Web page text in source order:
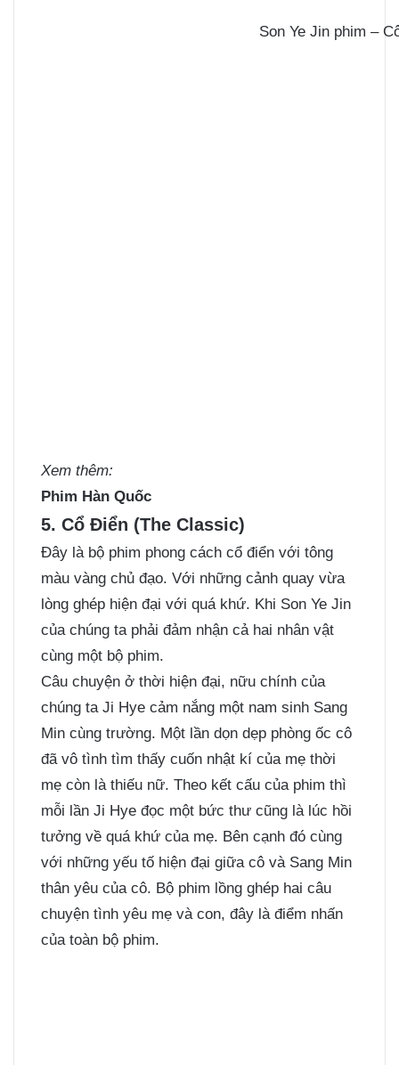
Son Ye Jin phim –
Xem thêm:
Phim Hàn Quốc
5. Cổ Điển (The Classic)
Đây là bộ phim phong cách cổ điển với tông
màu vàng chủ đạo. Với những cảnh quay vừa
lòng ghép hiện đại với quá khứ. Khi Son Ye Jin
của chúng ta phải đảm nhận cả hai nhân vật
cùng một bộ phim.
Câu chuyện ở thời hiện đại, nữu chính của
chúng ta Ji Hye cảm nắng một nam sinh Sang
Min cùng trường. Một lần dọn dẹp phòng ốc cô
đã vô tình tìm thấy cuốn nhật kí của mẹ thời
mẹ còn là thiếu nữ. Theo kết cấu của phim thì
mỗi lần Ji Hye đọc một bức thư cũng là lúc hồi
tưởng về quá khứ của mẹ. Bên cạnh đó cùng
với những yếu tố hiện đại giữa cô và Sang Min
thân yêu của cô. Bộ phim lồng ghép hai câu
chuyện tình yêu mẹ và con, đây là điểm nhấn
của toàn bộ phim.